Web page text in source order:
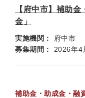
【府中市】補助
金」
実施機関：
府中市
募集期間：
2026年4
補助金・助成金・融